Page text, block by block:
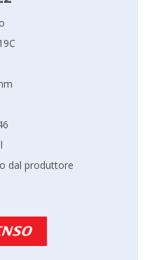
dal produttore